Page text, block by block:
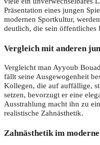
Präsentation eines jungen
modernen Sportkultur,
deutlich, die sein öffentliches
Vergleich mit anderen
Vergleicht man Ayyoub
fällt seine Ausgewogenheit
Kollegen, die auf auffällige,
setzen, bevorzugt er eine
Ausstrahlung macht ihn zu
realistische Zahnästhetik.
Zahnästhetik im